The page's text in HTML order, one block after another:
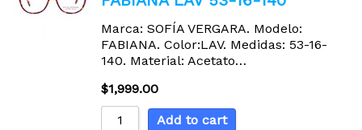
Marca: SOFÍA VERGARA. Modelo:
FABIANA. Color:LAV. Medidas: 53-16-
140. Material: Acetato…
$1,999.00
Add to cart